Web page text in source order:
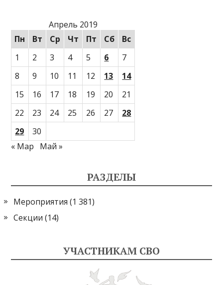
Апрель 2019
Пн
Вт Ср Чт Пт Сб
Вс
1
2 3 4 5 6
7
8
9 10 11 12 13
14
15
16 17 18 19 20
21
22
23 24 25 26 27
28
29
30
« Мар
Май »
РАЗДЕЛЫ
Мероприятия (1 381)
Секции (14)
УЧАСТНИКАМ СВО